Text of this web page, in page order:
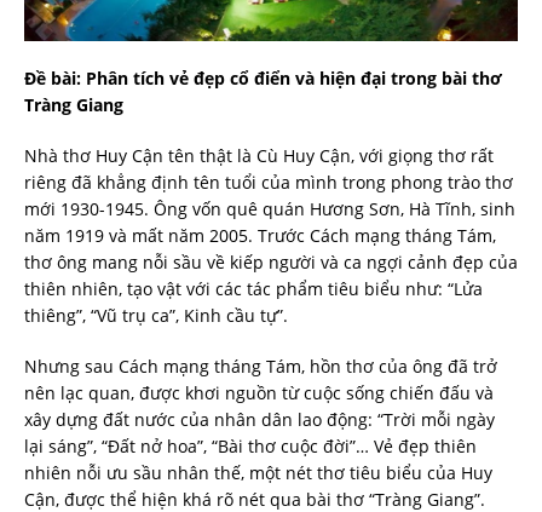
Đề bài: Phân tích vẻ đẹp cổ điển và hiện đại trong bài thơ
Tràng Giang
Nhà thơ Huy Cận tên thật là Cù Huy Cận, với giọng thơ rất
riêng đã khẳng định tên tuổi của mình trong phong trào thơ
mới 1930-1945. Ông vốn quê quán Hương Sơn, Hà Tĩnh, sinh
năm 1919 và mất năm 2005. Trước Cách mạng tháng Tám,
thơ ông mang nỗi sầu về kiếp người và ca ngợi cảnh đẹp của
thiên nhiên, tạo vật với các tác phẩm tiêu biểu như: “Lửa
thiêng”, “Vũ trụ ca”, Kinh cầu tự”.
Nhưng sau Cách mạng tháng Tám, hồn thơ của ông đã trở
nên lạc quan, được khơi nguồn từ cuộc sống chiến đấu và
xây dựng đất nước của nhân dân lao động: “Trời mỗi ngày
lại sáng”, “Đất nở hoa”, “Bài thơ cuộc đời”… Vẻ đẹp thiên
nhiên nỗi ưu sầu nhân thế, một nét thơ tiêu biểu của Huy
Cận, được thể hiện khá rõ nét qua bài thơ “Tràng Giang”.